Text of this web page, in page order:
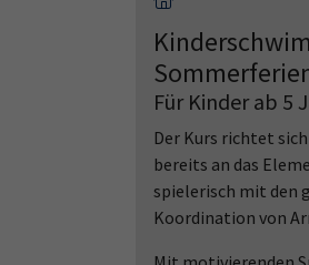
Für Kinder ab 5
Der Kurs richtet
bereits an das
spielerisch mit den
Koordination von